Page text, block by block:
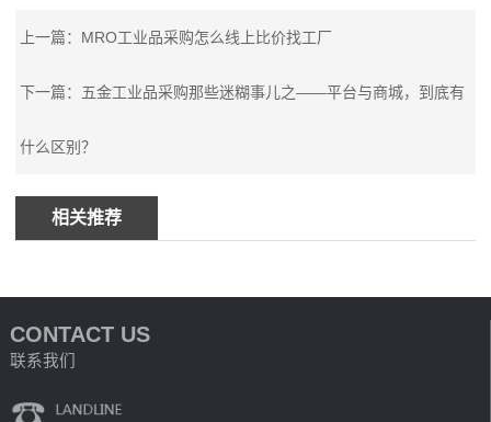
上一篇：MRO工业品采购怎么线上比价找工厂
下一篇：五金工业品采购那些迷糊事儿之——平台与商城，到底有
什么区别？
相关推荐
CONTACT US
联系我们